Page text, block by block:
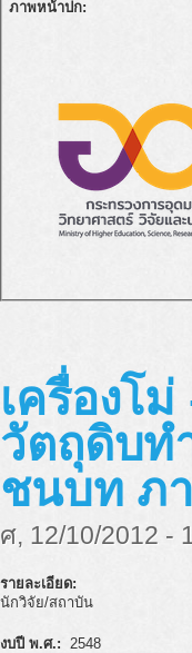
ภาพหน้าปก:
เครื่องโ
วัตถุดิบท
ชนบท ภ
ศ, 12/10/2012 -
รายละเอียด:
นักวิจัย/สถาบัน
งบปี พ.ศ.: 2548